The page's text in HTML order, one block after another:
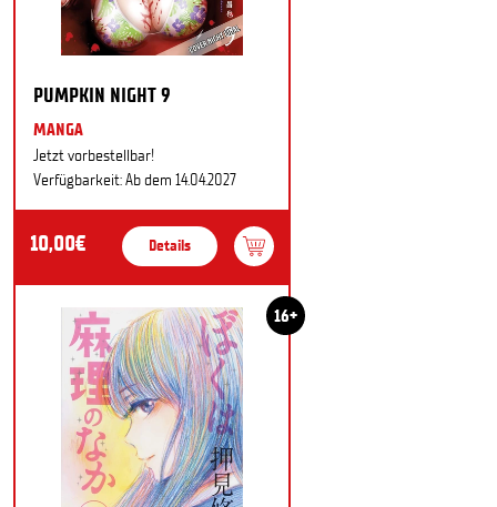
PUMPKIN NIGHT 9
MANGA
Jetzt vorbestellbar!
Verfügbarkeit: Ab dem 14.04.2027
10,00€ Details
16+